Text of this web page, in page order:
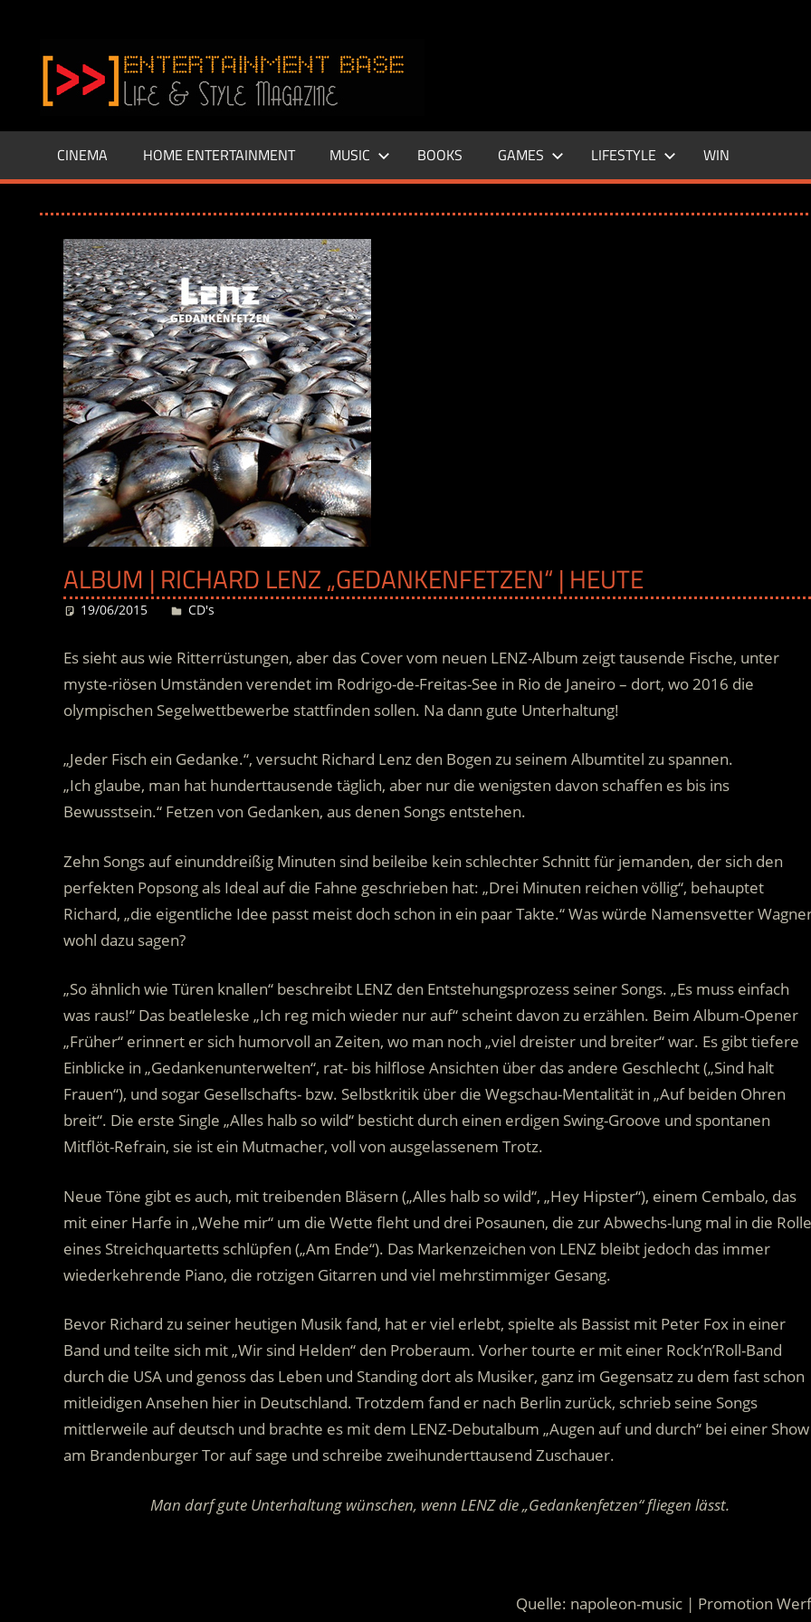
springen
–
LIFE
Base.de
CINEMA HOME ENTERTAINMENT MUSIC BOOKS GAMES LIFESTYLE WIN
ALBUM | RICHARD LENZ „GEDANKENFETZEN“ | HEUTE
19/06/2015 Desiree
CD's
Es sieht aus wie Ritterrüstungen, aber das Cover vom neuen LENZ-Album zeigt tausende Fische, unter
myste-riösen Umständen verendet im Rodrigo-de-Freitas-See in Rio de Janeiro – dort, wo 2016 die
olympischen Segelwettbewerbe stattfinden sollen. Na dann gute Unterhaltung!
„Jeder Fisch ein Gedanke.“, versucht Richard Lenz den Bogen zu seinem Albumtitel zu spannen.
„Ich glaube, man hat hunderttausende täglich, aber nur die wenigsten davon schaffen es bis ins
Bewusstsein.“ Fetzen von Gedanken, aus denen Songs entstehen.
Zehn Songs auf einunddreißig Minuten sind beileibe kein schlechter Schnitt für jemanden, der sich den
perfekten Popsong als Ideal auf die Fahne geschrieben hat: „Drei Minuten reichen völlig“, behauptet
Richard, „die eigentliche Idee passt meist doch schon in ein paar Takte.“ Was würde Namensvetter
wohl dazu sagen?
„So ähnlich wie Türen knallen“ beschreibt LENZ den Entstehungsprozess seiner Songs. „Es muss einfach
was raus!“ Das beatleleske „Ich reg mich wieder nur auf“ scheint davon zu erzählen. Beim Album-Opener
„Früher“ erinnert er sich humorvoll an Zeiten, wo man noch „viel dreister und breiter“ war. Es gibt tiefere
Einblicke in „Gedankenunterwelten“, rat- bis hilflose Ansichten über das andere Geschlecht („Sind halt
Frauen“), und sogar Gesellschafts- bzw. Selbstkritik über die Wegschau-Mentalität in „Auf beiden Ohren
breit“. Die erste Single „Alles halb so wild“ besticht durch einen erdigen Swing-Groove und spontanen
Mitflöt-Refrain, sie ist ein Mutmacher, voll von ausgelassenem Trotz.
Neue Töne gibt es auch, mit treibenden Bläsern („Alles halb so wild“, „Hey Hipster“), einem Cembalo, das
mit einer Harfe in „Wehe mir“ um die Wette fleht und drei Posaunen, die zur Abwechs-lung mal in die Rolle
eines Streichquartetts schlüpfen („Am Ende“). Das Markenzeichen von LENZ bleibt jedoch das immer
wiederkehrende Piano, die rotzigen Gitarren und viel mehrstimmiger Gesang.
Bevor Richard zu seiner heutigen Musik fand, hat er viel erlebt, spielte als Bassist mit Peter Fox in einer
Band und teilte sich mit „Wir sind Helden“ den Proberaum. Vorher tourte er mit einer Rock’n’Roll-Band
durch die USA und genoss das Leben und Standing dort als Musiker, ganz im Gegensatz zu dem fast schon
mitleidigen Ansehen hier in Deutschland. Trotzdem fand er nach Berlin zurück, schrieb seine Songs
mittlerweile auf deutsch und brachte es mit dem LENZ-Debutalbum „Augen auf und durch“ bei einer Show
am Brandenburger Tor auf sage und schreibe zweihunderttausend Zuschauer.
Man darf gute Unterhaltung wünschen, wenn LENZ die „Gedankenfetzen“ fliegen lässt.
Quelle: napoleon-music | Promotion